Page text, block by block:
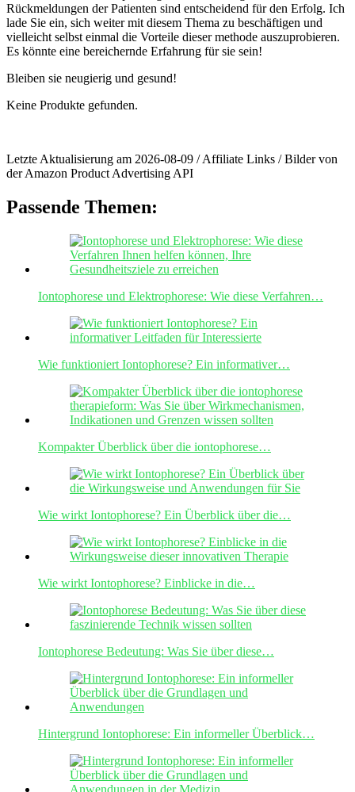
Rückmeldungen der Patienten sind entscheidend ⁤für ⁤den Erfolg. Ich
lade ​Sie ein, sich ⁢weiter ‌mit diesem ‌Thema zu beschäftigen und
vielleicht⁤ selbst ⁢einmal die Vorteile dieser methode auszuprobieren.
Es könnte⁤ eine bereichernde Erfahrung⁢ für‌ sie‌ sein!
Bleiben sie neugierig und gesund!
Keine Produkte gefunden.
Letzte Aktualisierung am 2026-08-09 / Affiliate Links / Bilder von
der Amazon Product Advertising API
Passende Themen:
Iontophorese und Elektrophorese: Wie diese Verfahren…
Wie funktioniert Iontophorese? Ein informativer…
Kompakter Überblick über die iontophorese…
Wie wirkt Iontophorese? Ein Überblick über die…
Wie wirkt Iontophorese? Einblicke in die…
Iontophorese Bedeutung: Was Sie über diese…
Hintergrund Iontophorese: Ein informeller Überblick…